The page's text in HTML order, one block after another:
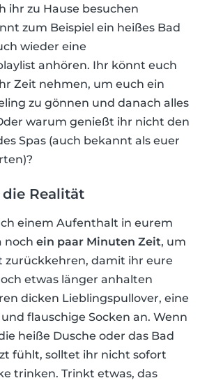
ihr zu Hause besuchen
zum Beispiel ein heißes Bad
wieder eine
anhören. Ihr könnt euch
Zeit nehmen, um euch ein
zu gönnen und danach alles
warum genießt ihr nicht den
Spas (auch bekannt als euer
Realität
einem Aufenthalt in eurem
noch ein paar Minuten Zeit, um
zurückkehren, damit ihr eure
etwas länger anhalten
dicken Lieblingspullover, eine
flauschige Socken an. Wenn
heiße Dusche oder das Bad
fühlt, solltet ihr nicht sofort
trinken. Trinkt etwas, das